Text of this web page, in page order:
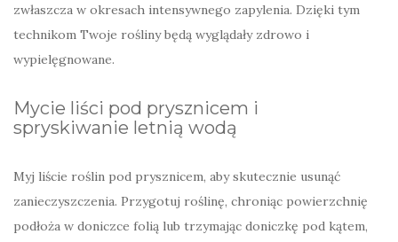
zwłaszcza w okresach intensywnego zapylenia. Dzięki tym
technikom Twoje rośliny będą wyglądały zdrowo i
wypielęgnowane.
Mycie liści pod prysznicem i
spryskiwanie letnią wodą
Myj liście roślin pod prysznicem, aby skutecznie usunąć
zanieczyszczenia. Przygotuj roślinę, chroniąc powierzchnię
podłoża w doniczce folią lub trzymając doniczkę pod kątem,